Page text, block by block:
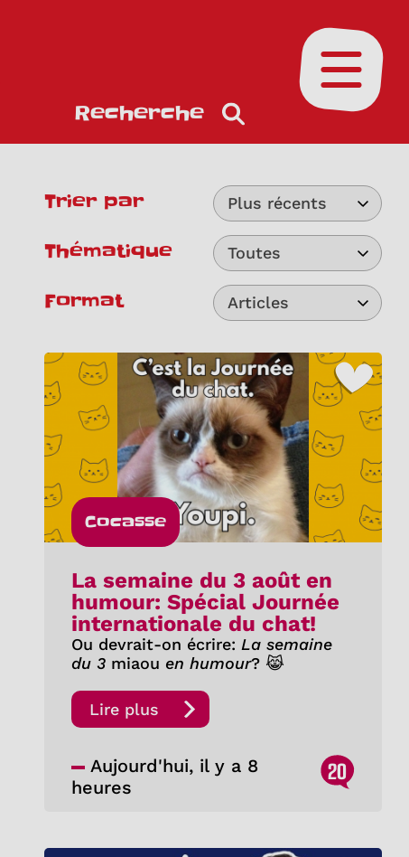
Recherche
Ouvrir le
Trier par Plus récents
Thématique Toutes
Format Articles
Cocasse
La semaine du 3 août en
humour: Spécial Journée
internationale du chat!
Ou devrait-on écrire: La semaine
du 3 miaou en humour? 😹
Lire plus
Aujourd'hui, il y a 8
heures
20